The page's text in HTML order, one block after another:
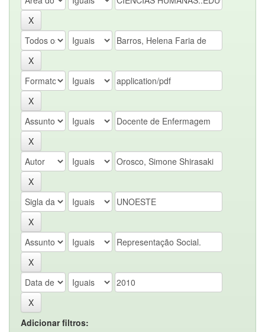
Adicionar filtros: